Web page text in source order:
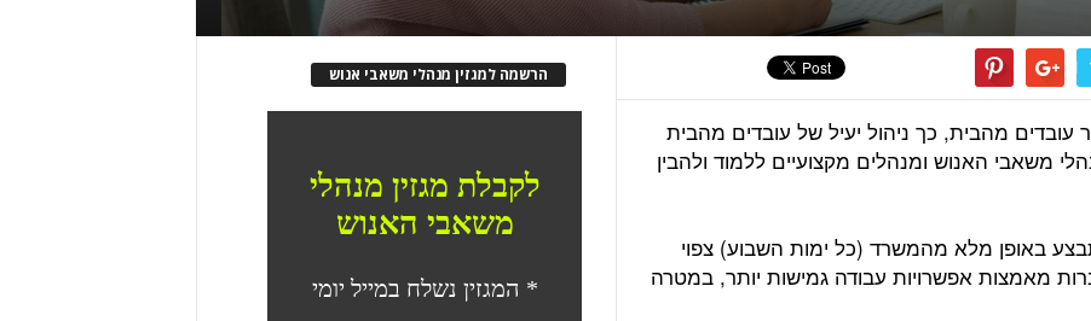
עובדים מהבית, כך ניהול יעיל של עובדים מהבית
משאבי האנוש ומנהלים מקצועיים ללמוד ולהבין
באופן מלא מהמשרד (כל ימות השבוע) צפוי
מאמצות אפשרויות עבודה גמישות יותר, במטרה
הרשמה למגזין מנהלי משאבי אנוש